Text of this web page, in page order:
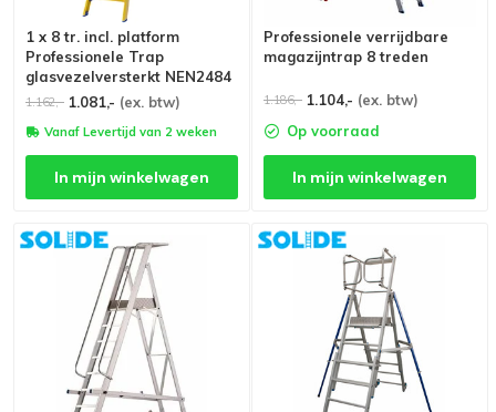
1 x 8 tr. incl. platform
Professionele Trap
glasvezelversterkt NEN2484
1.162,- 1.081,- (ex. btw)
Vanaf Levertijd van 2 weken
In mijn winkelwagen
Professionele verrijdbare
magazijntrap 8 treden
1.186,- 1.104,- (ex. btw)
Op voorraad
In mijn winkelwagen